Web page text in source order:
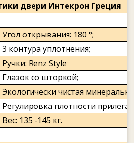
двери Интекрон Греция
Угол открывания: 180 °;
3 контура уплотнения;
Ручки: Renz Style;
Глазок со шторкой;
Экологически чистая
Регулировка плотности
Вес: 135 -145 кг.